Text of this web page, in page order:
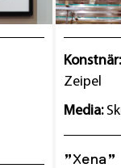
Konstnär:
Zeipel
Media: